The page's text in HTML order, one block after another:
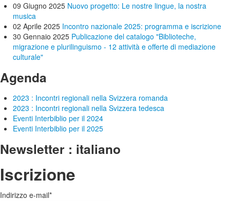
09 Giugno 2025 Nuovo progetto: Le nostre lingue, la nostra
musica
02 Aprile 2025 Incontro nazionale 2025: programma e iscrizione
30 Gennaio 2025 Publicazione del catalogo "Biblioteche,
migrazione e plurilinguismo - 12 attività e offerte di mediazione
culturale"
Agenda
2023 : Incontri regionali nella Svizzera romanda
2023 : Incontri regionali nella Svizzera tedesca
Eventi Interbiblio per il 2024
Eventi Interbiblio per il 2025
Newsletter : italiano
Iscrizione
Indirizzo e-mail*